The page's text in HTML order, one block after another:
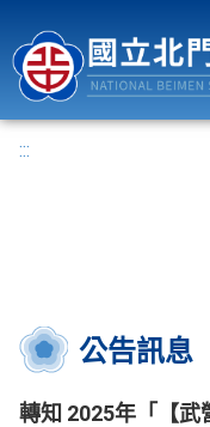
:::
公告訊息
轉知 2025年「【武